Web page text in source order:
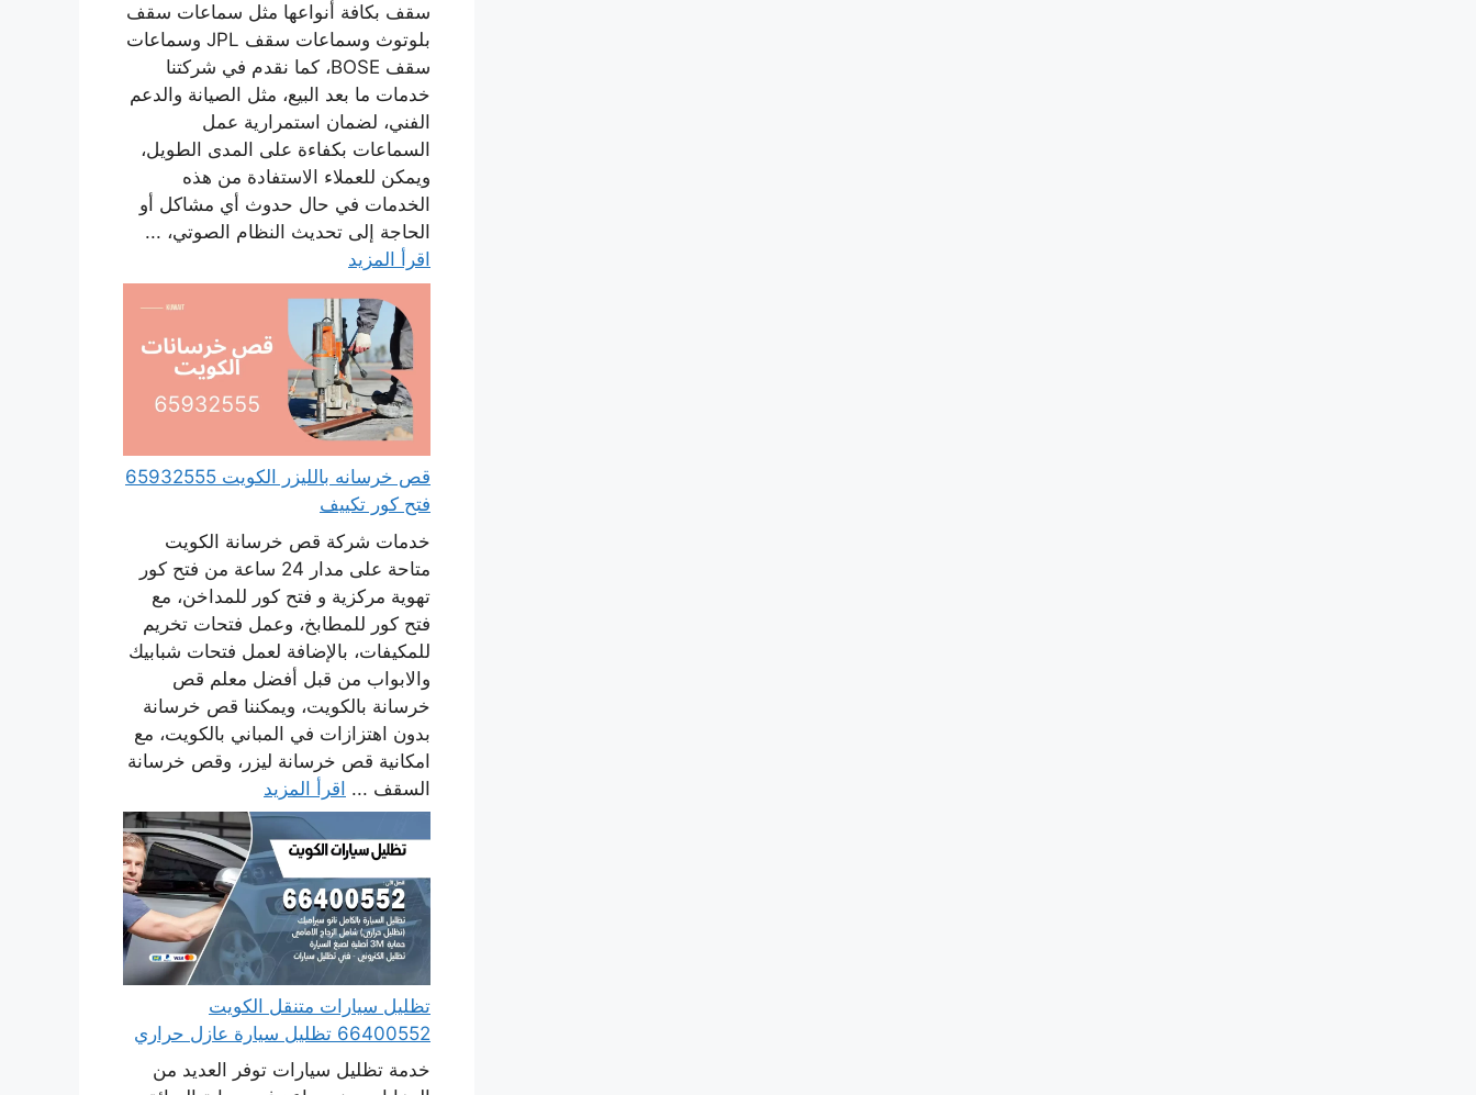
سقف بكافة أنواعها مثل سماعات سقف
بلوتوث وسماعات سقف JPL وسماعات
سقف BOSE، كما نقدم في شركتنا
خدمات ما بعد البيع، مثل الصيانة والدعم
الفني، لضمان استمرارية عمل
السماعات بكفاءة على المدى الطويل،
ويمكن للعملاء الاستفادة من هذه
الخدمات في حال حدوث أي مشاكل أو
الحاجة إلى تحديث النظام الصوتي، ...
اقرأ المزيد
قص خرسانه بالليزر الكويت 65932555
فتح كور تكييف
خدمات شركة قص خرسانة الكويت
متاحة على مدار 24 ساعة من فتح كور
تهوية مركزية و فتح كور للمداخن، مع
فتح كور للمطابخ، وعمل فتحات تخريم
للمكيفات، بالإضافة لعمل فتحات شبابيك
والابواب من قبل أفضل معلم قص
خرسانة بالكويت، ويمكننا قص خرسانة
بدون اهتزازات في المباني بالكويت، مع
امكانية قص خرسانة ليزر، وقص خرسانة
السقف ... اقرأ المزيد
تظليل سيارات متنقل الكويت
66400552 تظليل سيارة عازل حراري
خدمة تظليل سيارات توفر العديد من